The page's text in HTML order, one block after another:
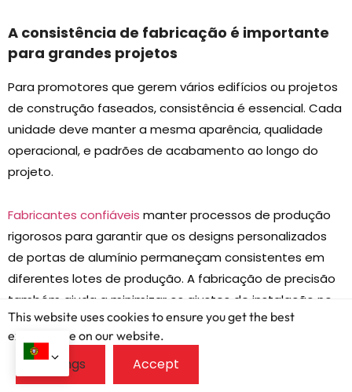
A consistência de fabricação é importante
para grandes projetos
Para promotores que gerem vários edifícios ou projetos
de construção faseados, consistência é essencial. Cada
unidade deve manter a mesma aparência, qualidade
operacional, e padrões de acabamento ao longo do
projeto.
Fabricantes confiáveis manter processos de produção
rigorosos para garantir que os designs personalizados
de portas de alumínio permaneçam consistentes em
diferentes lotes de produção. A fabricação de precisão
também ajuda a minimizar os ajustes de instalação no
local, melhorando a eficiência da construção e
reduzindo atrasos desnecessários.
A consistência beneficia as partes interessadas do
This website uses cookies to ensure you get the best
exprerience on our website.